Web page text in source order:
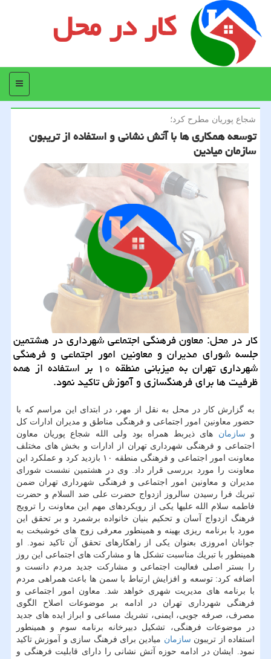
کار در محل
منو
شجاع پوریان مطرح كرد؛
توسعه همكاری ها با آتش نشانی و استفاده از تریبون
سازمان میادین
كار در محل: معاون فرهنگی اجتماعی شهرداری در هشتمین
جلسه شورای مدیران و معاونین امور اجتماعی و فرهنگی
شهرداری تهران به میزبانی منطقه ۱۰ بر استفاده از همه
ظرفیت ها برای فرهنگسازی و آموزش تاكید نمود.
به گزارش كار در محل به نقل از مهر، در ابتدای این مراسم كه با
حضور معاونین امور اجتماعی و فرهنگی مناطق و مدیران ادارات كل
و سازمان های ذیربط همراه بود ولی الله شجاع پوریان معاون
اجتماعی و فرهنگی شهرداری تهران از ادارات و بخش های مختلف
معاونت امور اجتماعی و فرهنگی منطقه ۱۰ بازدید كرد و عملكرد این
معاونت را مورد بررسی قرار داد. وی در هشتمین نشست شورای
مدیران و معاونین امور اجتماعی و فرهنگی شهرداری تهران ضمن
تبریك فرا رسیدن سالروز ازدواج حضرت علی ضد السلام و حضرت
فاطمه سلام الله علیها یكی از رویكردهای مهم این معاونت را ترویج
فرهنگ ازدواج آسان و تحكیم بنیان خانواده برشمرد و بر تحقق این
مورد با برنامه ریزی بهینه و همینطور معرفی زوج های خوشبخت به
جوانان امروزی بعنوان یكی از راهكارهای تحقق آن تاكید نمود. او
همینطور با تبریك مناسبت تشكل ها و مشاركت های اجتماعی این روز
را بستر اصلی فعالیت اجتماعی و مشاركت جدید مردم دانست و
اضافه كرد: توسعه و افزایش ارتباط با سمن ها باعث همراهی مردم
با برنامه های مدیریت شهری خواهد شد. معاون امور اجتماعی و
فرهنگی شهرداری تهران در ادامه بر موضوعات اصلاح الگوی
مصرف، صرفه جویی، ایمنی، تشریك مساعی و ابراز ایده های جدید
در موضوعات فرهنگی، تشكیل دبیرخانه برنامه سوم و همینطور
استفاده از تریبون سازمان میادین برای فرهنگ سازی و آموزش تاكید
نمود. ایشان در ادامه حوزه آتش نشانی را دارای قابلیت فرهنگی و